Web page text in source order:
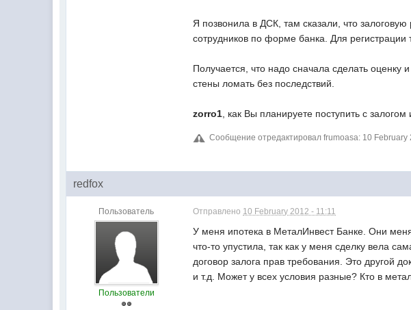
Я позвонила в ДСК, там сказали, что
сотрудников по форме банка. Для регистрации
Получается, что надо сначала сделать оценку
стены ломать без последствий.
zorro1, как Вы планируете поступить с
Сообщение отредактировал frumoasa: 10 February
redfox
Пользователь
Пользователи
Отправлено 10 February 2012 - 11:11
У меня ипотека в МеталИнвест Банке. Они
что-то упустила, так как у меня сделку вела
договор залога прав требования. Это другой
и т.д. Может у всех условия разные? Кто в